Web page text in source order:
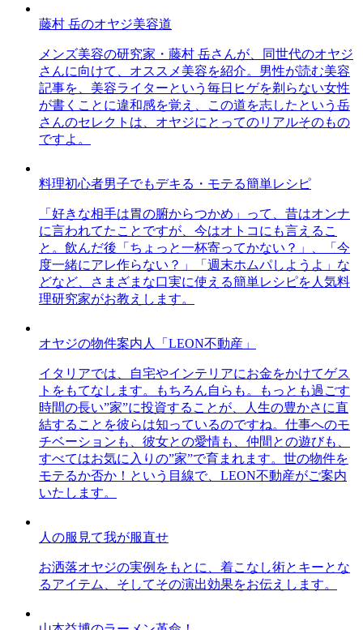
藤村 岳のオヤジ美容道
メンズ美容の研究家・藤村 岳さんが、同世代のオヤジ
さんに向けて、オススメ美容を紹介。男性が読む美容
記事を、美容ライターという毎日ヒゲを剃らない女性
が書くことに違和感を覚え、この道を志したという岳
さんのセレクトは、オヤジにとってのリアルそのもの
ですよ。
料理初心者男子でもデキる・モテる簡単レシピ
「好きな相手は胃の腑からつかめ」って、昔はオンナ
に言われてたことですが、今はオトコにも言えるこ
と。飲んだ後「ちょっと一杯寄ってかない？」、「今
度一緒にアレ作らない？」「週末ホムパしようよ」な
どなど、さまざまな口実に使える簡単レシピを人気料
理研究家がお教えします。
オヤジの物件案内人「LEON不動産」
イタリアでは、自宅やインテリアにお金をかけてゲス
トをもてなします。もちろん自らも。もっとも過ごす
時間の長い”家”に投資することが、人生の豊かさに直
結することを彼らは知っているのですね。仕事へのモ
チベーションも、彼女との愛情も、仲間との遊びも、
すべてはお気に入りの”家”で育まれます。世の物件を
モテるか否か！という目線で、LEON不動産がご案内
いたします。
人の服見て我が服直せ
お洒落オヤジの実例をもとに、着こなし術とキーとな
るアイテム、そしてその演出効果をお伝えします。